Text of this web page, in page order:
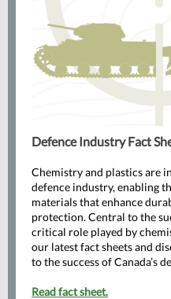
Defence Industry Fact
Chemistry and plastics are
defence industry, enabling
materials that enhance
protection. Central to the
critical role played by
our latest fact sheets and
to the success of Canada’s
Read fact sheet.